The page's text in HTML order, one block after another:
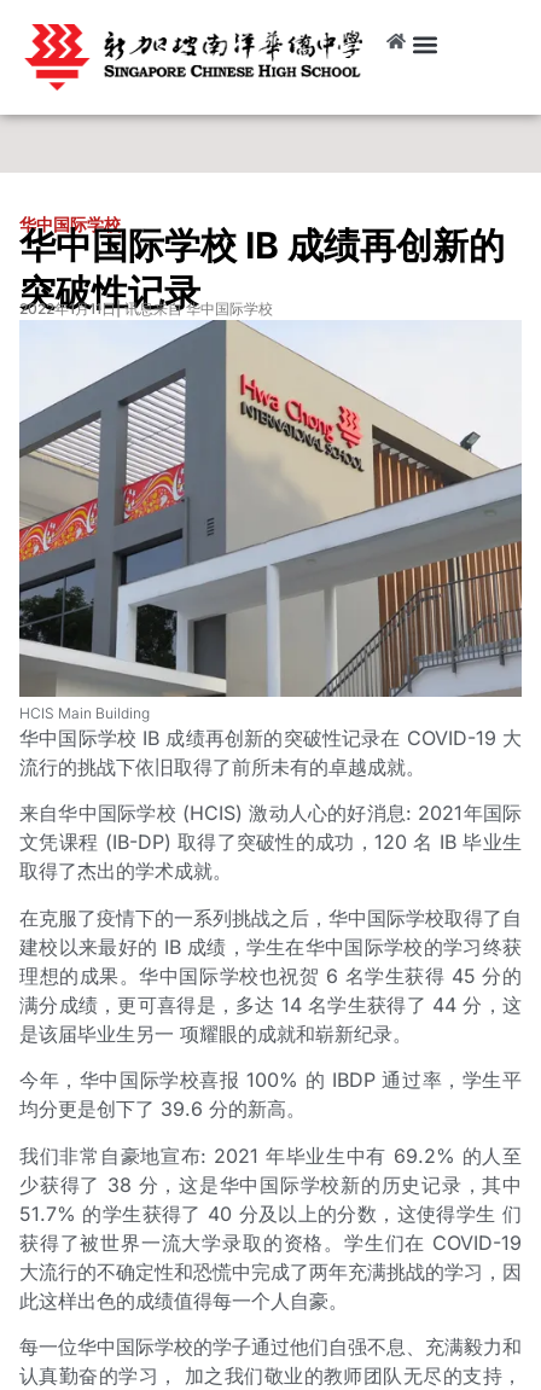
华中国际学校
华中国际学校 IB 成绩再创新的
突破性记录
2022年1月11日| 讯息来自 华中国际学校
HCIS Main Building
华中国际学校 IB 成绩再创新的突破性记录在 COVID-19 大
流行的挑战下依旧取得了前所未有的卓越成就。
来自华中国际学校 (HCIS) 激动人心的好消息: 2021年国际
文凭课程 (IB-DP) 取得了突破性的成功，120 名 IB 毕业生
取得了杰出的学术成就。
在克服了疫情下的一系列挑战之后，华中国际学校取得了自
建校以来最好的 IB 成绩，学生在华中国际学校的学习终获
理想的成果。华中国际学校也祝贺 6 名学生获得 45 分的
满分成绩，更可喜得是，多达 14 名学生获得了 44 分，这
是该届毕业生另一 项耀眼的成就和崭新纪录。
今年，华中国际学校喜报 100% 的 IBDP 通过率，学生平
均分更是创下了 39.6 分的新高。
我们非常自豪地宣布: 2021 年毕业生中有 69.2% 的人至
少获得了 38 分，这是华中国际学校新的历史记录，其中
51.7% 的学生获得了 40 分及以上的分数，这使得学生 们
获得了被世界一流大学录取的资格。学生们在 COVID-19
大流行的不确定性和恐慌中完成了两年充满挑战的学习，因
此这样出色的成绩值得每一个人自豪。
每一位华中国际学校的学子通过他们自强不息、充满毅力和
认真勤奋的学习， 加之我们敬业的教师团队无尽的支持，